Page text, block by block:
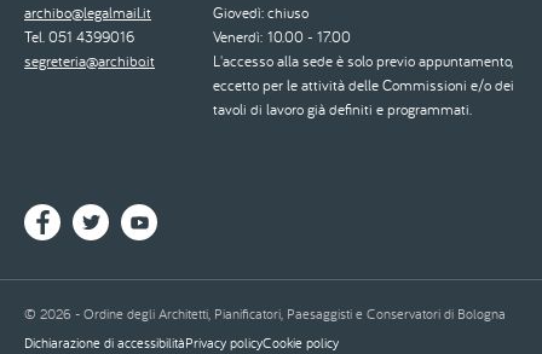
archibo@legalmail.it
Tel. 051 4399016
segreteria@archibo.it
Giovedì: chiuso
Venerdì: 10.00 - 17.00
L'accesso alla sede è solo previo appuntamento,
eccetto per le attività delle Commissioni e/o dei
tavoli di lavoro già definiti e programmati.
© 2026 - Ordine degli Architetti, Pianificatori, Paesaggisti e Conservatori di Bologna
Dichiarazione di accessibilitàPrivacy policyCookie policy